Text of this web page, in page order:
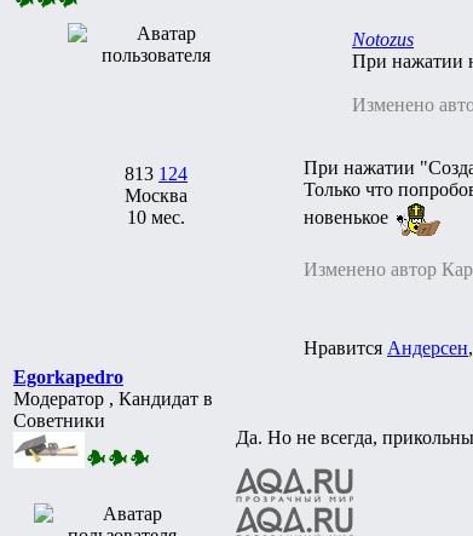
813 124
Москва
10 мес.
Notozus
При нажатии
Изменено
При нажатии
Только что
новенькое
Изменено автор
Нравится Андерсен,
Egorkapedro
Модератор , Кандидат в
Советники
Да. Но не всегда,